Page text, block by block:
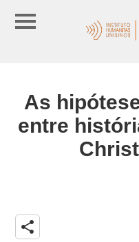
As
entre
share